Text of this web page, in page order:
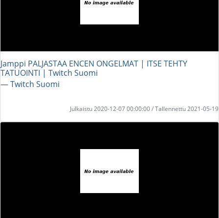
Jamppi PALJASTAA ENCEN ONGELMAT | ITSE TEHTY
TATUOINTI | Twitch Suomi
― Twitch Suomi
Julkaistu 2020-12-07 00:00:00 / Tallennettu 2021-05-19